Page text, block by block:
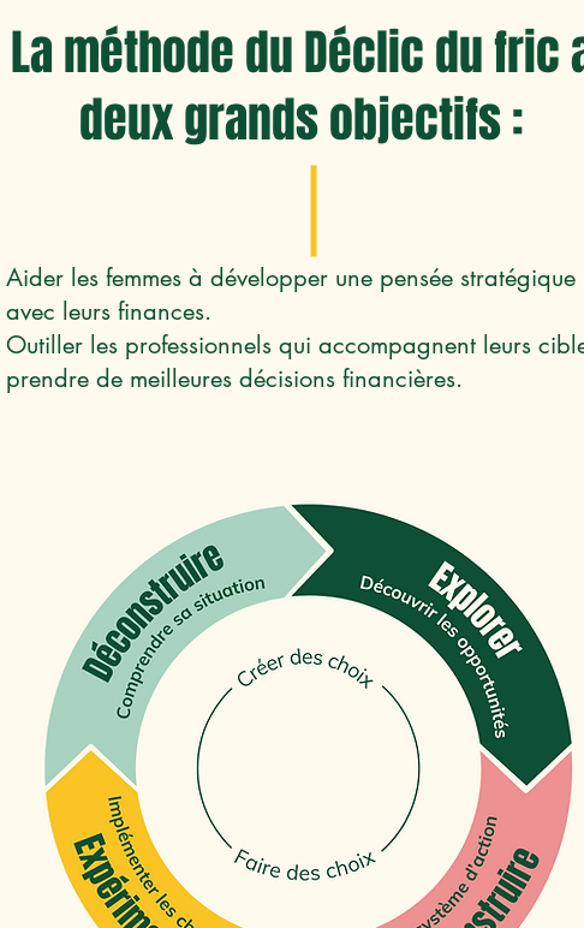
La méthode du Déclic du fric
deux grands objectifs :
Aider les femmes à développer une pensée stratégique
avec leurs finances.
Outiller les professionnels qui accompagnent leurs
prendre de meilleures décisions financières.